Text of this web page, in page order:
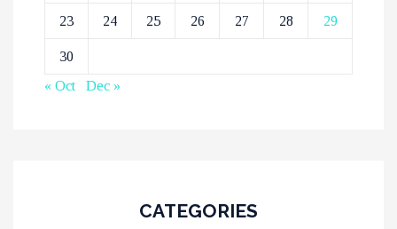
23 24 25 26 27 28 29
30
« Oct
Dec »
CATEGORIES